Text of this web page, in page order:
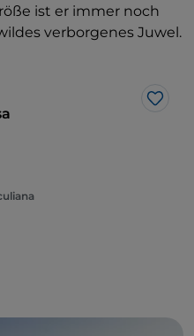
ist er immer noch
verborgenes Juwel.
Like